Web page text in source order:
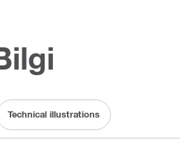
Technical illustrations